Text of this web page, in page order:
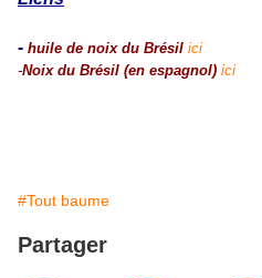
- huile de noix du Brésil ici
-Noix du Brésil (en espagnol) ici
#Tout baume
Partager